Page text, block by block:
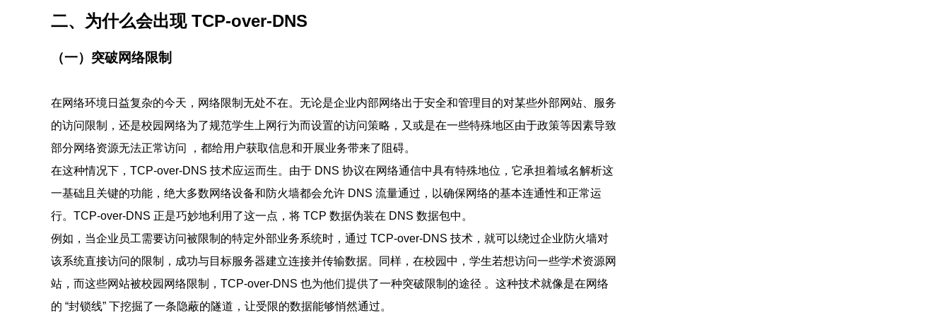
二、为什么会出现 TCP-over-DNS
（一）突破网络限制
在网络环境日益复杂的今天，网络限制无处不在。无论是企业内部网络出于安全和管理目的对某些外部网站、服务
的访问限制，还是校园网络为了规范学生上网行为而设置的访问策略，又或是在一些特殊地区由于政策等因素导致
部分网络资源无法正常访问 ，都给用户获取信息和开展业务带来了阻碍。
在这种情况下，TCP-over-DNS 技术应运而生。由于 DNS 协议在网络通信中具有特殊地位，它承担着域名解析这
一基础且关键的功能，绝大多数网络设备和防火墙都会允许 DNS 流量通过，以确保网络的基本连通性和正常运
行。TCP-over-DNS 正是巧妙地利用了这一点，将 TCP 数据伪装在 DNS 数据包中。
例如，当企业员工需要访问被限制的特定外部业务系统时，通过 TCP-over-DNS 技术，就可以绕过企业防火墙对
该系统直接访问的限制，成功与目标服务器建立连接并传输数据。同样，在校园中，学生若想访问一些学术资源网
站，而这些网站被校园网络限制，TCP-over-DNS 也为他们提供了一种突破限制的途径 。这种技术就像是在网络
的 “封锁线” 下挖掘了一条隐蔽的隧道，让受限的数据能够悄然通过。